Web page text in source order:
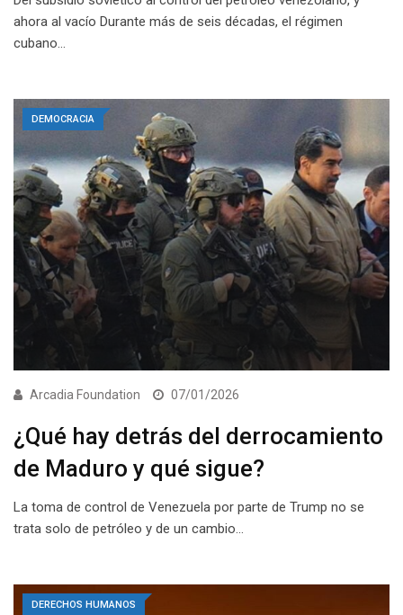
ahora al vacío Durante más de seis décadas, el régimen
cubano…
DEMOCRACIA
Arcadia Foundation 07/01/2026
¿Qué hay detrás del derrocamiento
de Maduro y qué sigue?
La toma de control de Venezuela por parte de Trump no se
trata solo de petróleo y de un cambio…
DERECHOS HUMANOS